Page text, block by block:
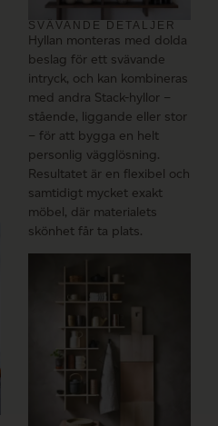
SVÄVANDE DETALJER
Hyllan monteras med dolda
beslag för ett svävande
intryck, och kan kombineras
med andra Stack-hyllor –
stående, liggande eller stor
– för att bygga en helt
personlig vägglösning.
Resultatet är en flexibel och
samtidigt mycket exakt
möbel, där materialets
skönhet får ta plats.